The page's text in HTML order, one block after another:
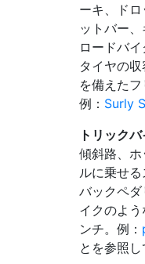
ーキ、ド
ットバー、
ロードバ
タイヤの
を備えたフ
例： Surly
トリック
傾斜路、
ルに乗せる
バックペ
イクのよ
ンチ。例：
とを参照し